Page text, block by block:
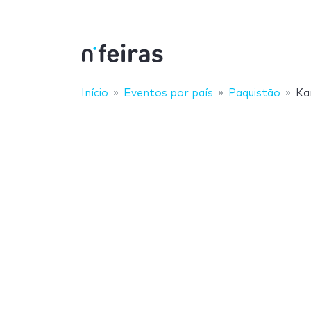
Início Eventos por país Paquistão